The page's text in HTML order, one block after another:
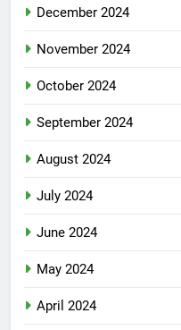
December 2024
November 2024
October 2024
September 2024
August 2024
July 2024
June 2024
May 2024
April 2024